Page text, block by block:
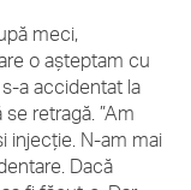
meci,
o așteptam cu
a accidentat la
retragă. ”Am
injecție. N-am mai
Dacă